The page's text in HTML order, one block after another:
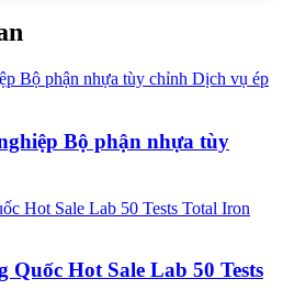
Bộ phận nhựa tùy
Quốc Hot Sale Lab 50 Tests